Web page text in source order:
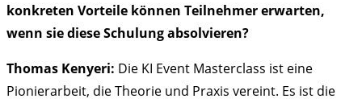
konkreten Vorteile können Teilnehmer erwarten,
wenn sie diese Schulung absolvieren?
Thomas Kenyeri: Die KI Event Masterclass ist eine
Pionierarbeit, die Theorie und Praxis vereint. Es ist die